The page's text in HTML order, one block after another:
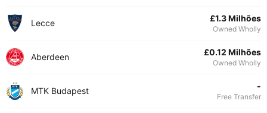
Lecce £1.3 Milhões
Owned Wholly
Aberdeen £0.12 Milhões
Owned Wholly
MTK Budapest -
Free Transfer